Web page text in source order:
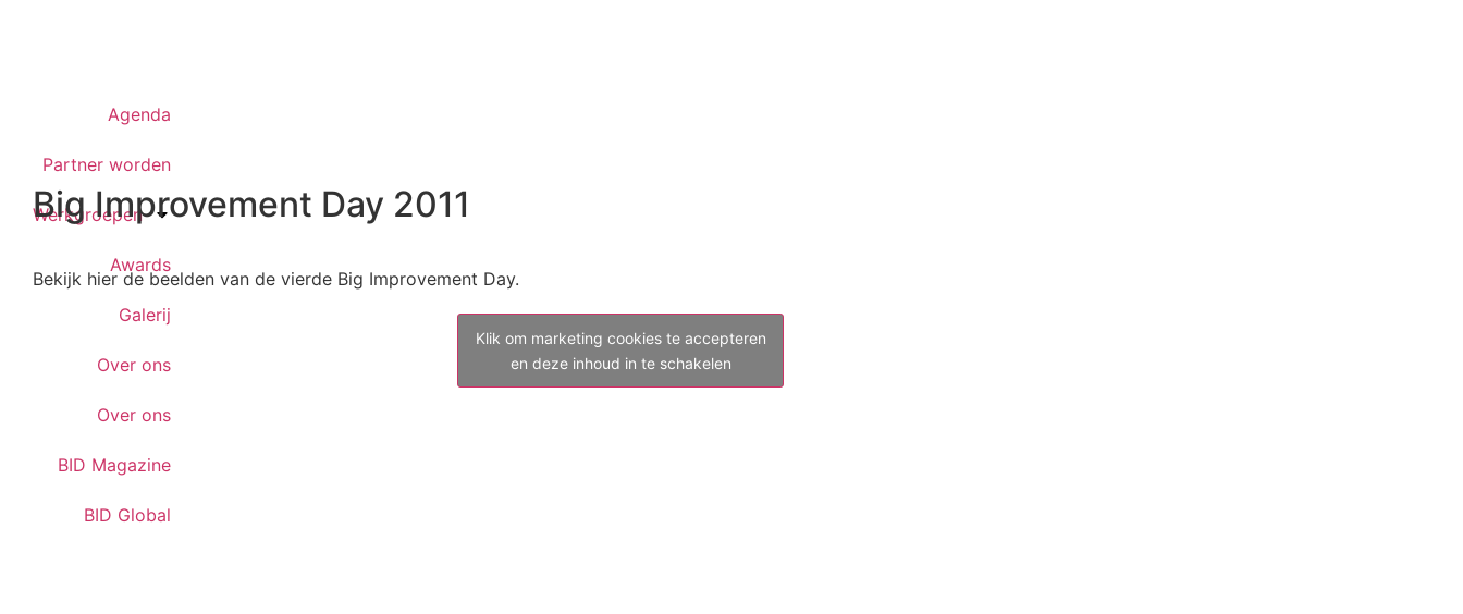
Agenda
Partner worden
Werkgroepen
Awards
Galerij
Over ons
Over ons
BID Magazine
BID Global
Big Improvement Day 2011
Bekijk hier de beelden van de vierde Big Improvement Day.
Klik om marketing cookies te accepteren
en deze inhoud in te schakelen